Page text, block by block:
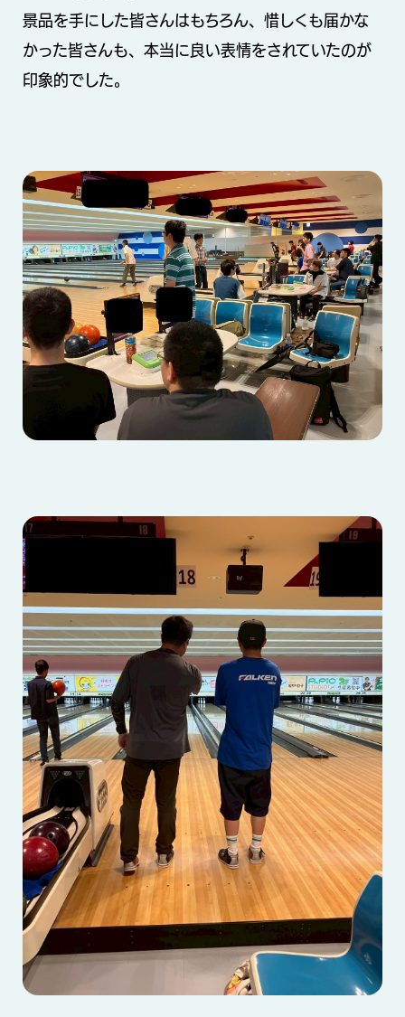
景品を手にした皆さんはもちろん、惜しくも届かな
かった皆さんも、本当に良い表情をされていたのが
印象的でした。